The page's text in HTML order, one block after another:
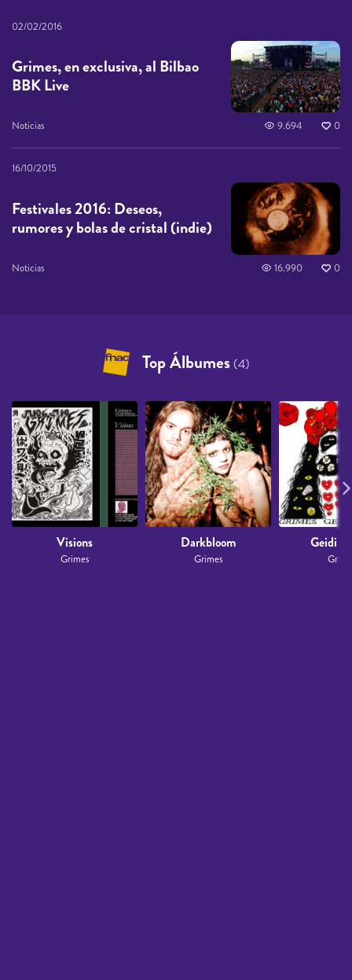
02/02/2016
Grimes, en exclusiva, al Bilbao
BBK Live
Noticias 9.694 0
16/10/2015
Festivales 2016: Deseos,
rumores y bolas de cristal (indie)
Noticias 16.990 0
Top Álbumes (4)
Visions
Grimes
Darkbloom
Grimes
Geidi